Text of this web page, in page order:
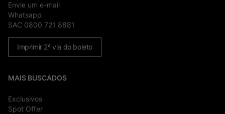
Envie um e-mail
Whatsapp
SAC 0800 721 8881
Imprimir 2ª via do boleto
MAIS BUSCADOS
Exclusivos
Spot Offer